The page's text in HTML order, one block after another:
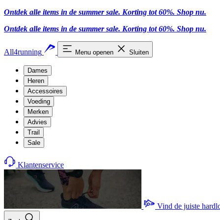
Ontdek alle items in de summer sale. Korting tot 60%. Shop nu.
Ontdek alle items in de summer sale. Korting tot 60%. Shop nu.
All4running Menu openen Sluiten
Dames
Heren
Accessoires
Voeding
Merken
Advies
Trail
Sale
Klantenservice
Vind de juiste